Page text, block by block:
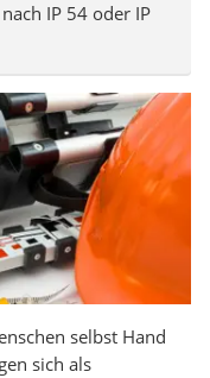
IP 54 oder IP
selbst Hand
sich als